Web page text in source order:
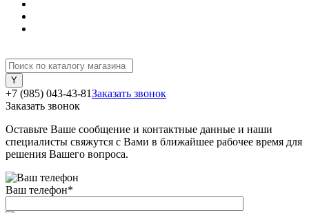
+7 (985) 043-43-81Заказать звонок
Заказать звонок
Оставьте Ваше сообщение и контактные данные и наши
специалисты свяжутся с Вами в ближайшее рабочее время для
решения Вашего вопроса.
Ваш телефон*